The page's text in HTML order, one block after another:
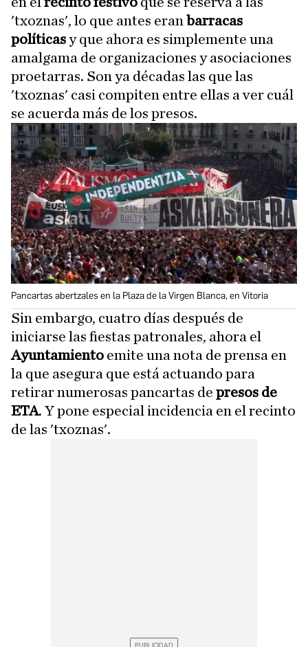
'txoznas', lo que antes eran barracas
políticasy que ahora es simplemente una
amalgama de organizaciones y asociaciones
proetarras. Son ya décadas las que las
'txoznas' casi compiten entre ellas a ver cuál
se acuerda más de los presos.
Pancartas abertzales en la Plaza de la Virgen Blanca, en Vitoria
Sin embargo, cuatro días después de
iniciarse las fiestas patronales, ahora el
Ayuntamiento emite una nota de prensa en
la que asegura que está actuando para
retirar numerosas pancartas de presos de
ETA. Y pone especial incidencia en el recinto
de las 'txoznas'.